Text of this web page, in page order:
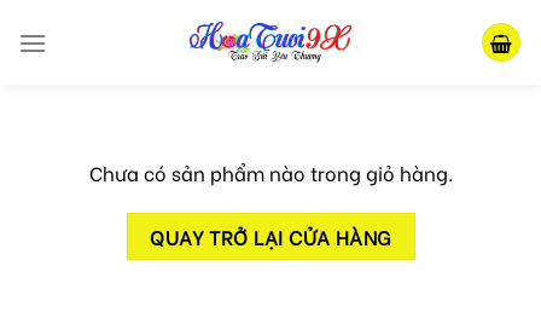
Chưa có sản phẩm nào trong giỏ hàng.
QUAY TRỞ LẠI CỬA HÀNG